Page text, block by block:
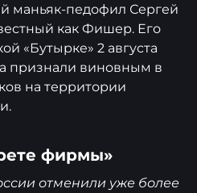
маньяк-педофил Сергей
как Фишер. Его
«Бутырке» 2 августа
признали виновным в
на территории
фирмы»
отменили уже более